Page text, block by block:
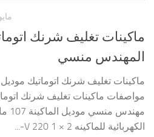
مايو 7,
ماكينات تغليف شرنك
المهندس منسي
الكهربائية للماكينه 2 × 1 220 V-...